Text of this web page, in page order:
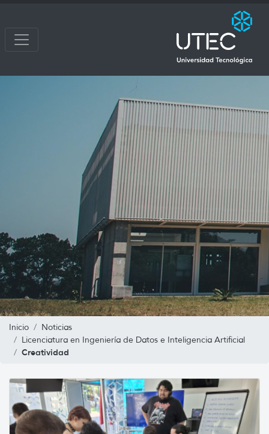
Inicio
Noticias
Licenciatura en Ingeniería de Datos e Inteligencia Artificial
Creatividad